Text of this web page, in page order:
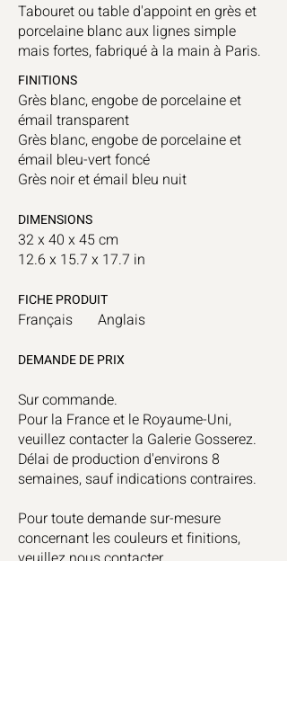
Tabouret ou table d'appoint en grès et
porcelaine blanc aux lignes simple
mais fortes, fabriqué à la main à Paris.
FINITIONS
Grès blanc, engobe de porcelaine et
émail transparent
Grès blanc, engobe de porcelaine et
émail bleu-vert foncé
Grès noir et émail bleu nuit
DIMENSIONS
32 x 40 x 45 cm
12.6 x 15.7 x 17.7 in
FICHE PRODUIT
Français Anglais
DEMANDEDEPRIX
Sur commande.
Pour la France et le Royaume-Uni,
veuillez contacter la Galerie Gosserez.
Délai de production d'environs 8
semaines, sauf indications contraires.
Pour toute demande sur-mesure
concernant les couleurs et finitions,
veuillez nous contacter.